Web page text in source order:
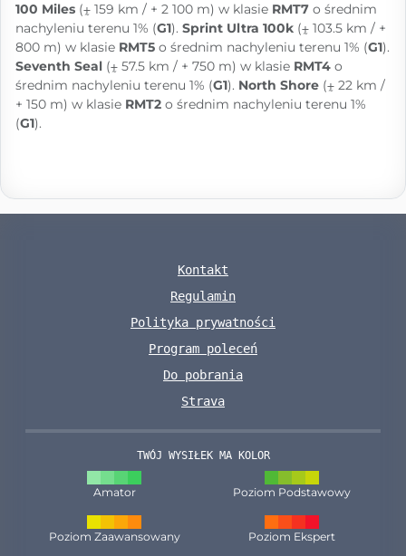
100 Miles (⨦ 159 km / + 2 100 m) w klasie RMT7 o średnim
nachyleniu terenu 1% (G1). Sprint Ultra 100k (⨦ 103.5 km / +
800 m) w klasie RMT5 o średnim nachyleniu terenu 1% (G1).
Seventh Seal (⨦ 57.5 km / + 750 m) w klasie RMT4 o
średnim nachyleniu terenu 1% (G1). North Shore (⨦ 22 km /
+ 150 m) w klasie RMT2 o średnim nachyleniu terenu 1%
(G1).
Kontakt
Regulamin
Polityka prywatności
Program poleceń
Do pobrania
Strava
TWÓJ WYSIŁEK MA KOLOR
Amator Poziom Podstawowy
Poziom Zaawansowany Poziom Ekspert